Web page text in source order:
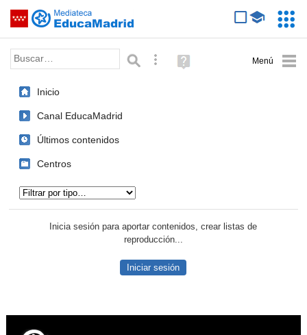
Saltar navegación
Palabra o frase: Búsqueda avanzada
Ayuda
(en
Inicio
Canal EducaMadrid
Últimos contenidos
Centros
Inicia sesión para aportar contenidos, crear listas de
reproducción...
Iniciar sesión